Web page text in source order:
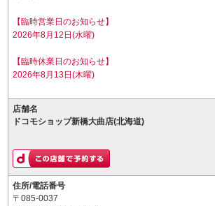
【臨時営業日のお知らせ】
2026年8月12日(水曜)
【臨時休業日のお知らせ】
2026年8月13日(木曜)
店舗名
ドコモショップ新橋大曲店(北海道)
住所/電話番号
〒085-0037